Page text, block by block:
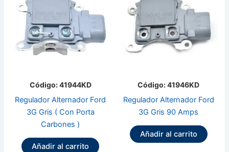
Código: 41944KD
Regulador Alternador Ford
3G Gris ( Con Porta
Carbones )
Añadir al carrito
Código: 41946KD
Regulador Alternador Ford
3G Gris 90 Amps
Añadir al carrito